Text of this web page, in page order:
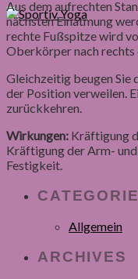
Aus dem aufrechten
nächsten Einatmung
rechte Fußspitze wird
Oberkörper nach rechts
Gleichzeitig beugen Sie
der Position verweilen.
zurückkehren.
Wirkungen: Kräftigung
Kräftigung der Arm-
Festigkeit.
Allgemein
ARCHIVES